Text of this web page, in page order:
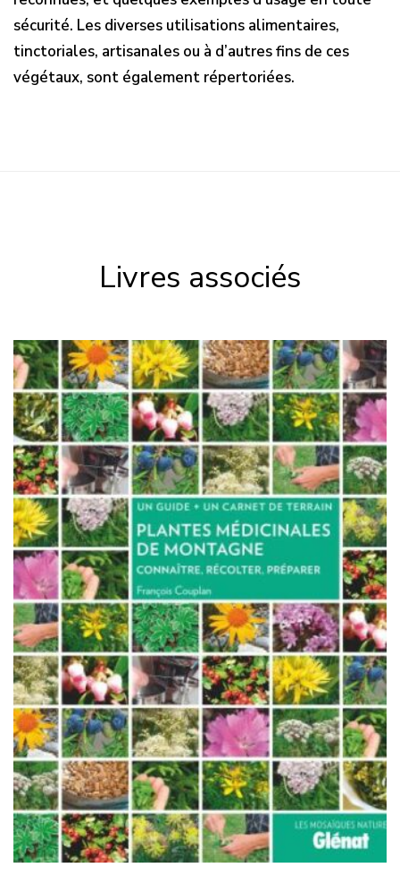
sécurité. Les diverses utilisations alimentaires,
tinctoriales, artisanales ou à d’autres fins de ces
végétaux, sont également répertoriées.
Livres associés